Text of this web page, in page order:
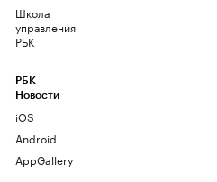
Школа
управления
РБК
РБК
Новости
iOS
Android
AppGallery